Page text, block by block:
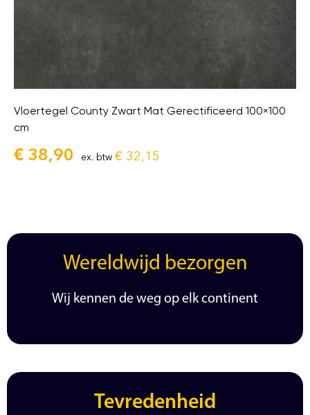
Vloertegel County Zwart Mat Gerectificeerd 100×100
cm
€ 38,90 ex. btw € 32,15
Wereldwijd bezorgen
Wij kennen de weg op elk continent
Tevredenheid